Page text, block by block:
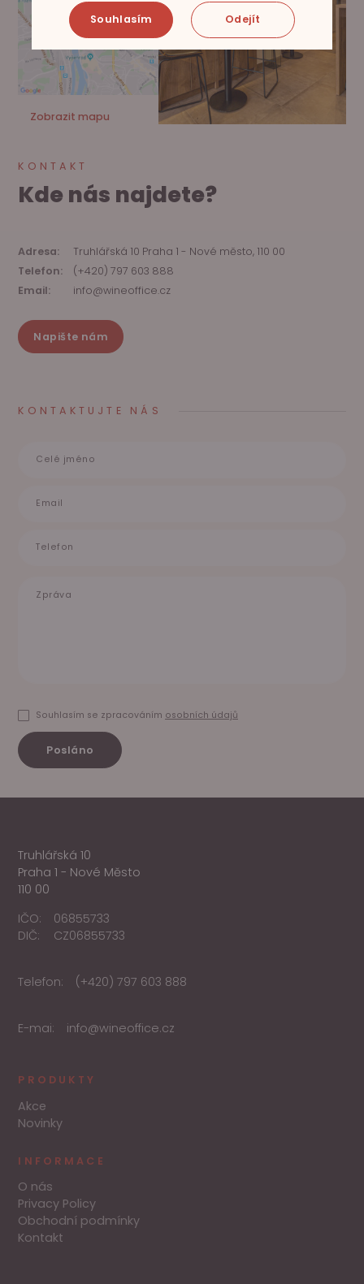
Zobrazit mapu
KONTAKT
Kde nás najdete?
Adresa:
Truhlářská 10 Praha 1 - Nové město, 110 00
Telefon:
(+420) 797 603 888
Email:
info@wineoffice.cz
Napište nám
KONTAKTUJTE NÁS
Celé jméno
Email
Telefon
Zpráva
Souhlasím se zpracováním osobních údajů
Posláno
Truhlářská 10
Praha 1 - Nové Město
110 00
IČO:
06855733
DIČ:
CZ06855733
Telefon: (+420) 797 603 888
E-mai: info@wineoffice.cz
PRODUKTY
Akce
Novinky
INFORMACE
O nás
Privacy Policy
Obchodní podmínky
Kontakt
Souhlasím Odejít